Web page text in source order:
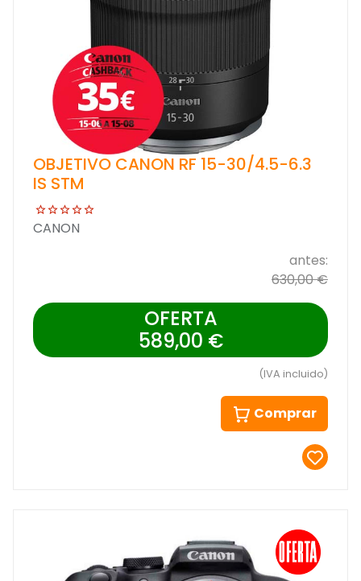
OBJETIVO CANON RF 15-30/4.5-6.3
IS STM
CANON
antes:
630,00 €
OFERTA
589,00 €
(IVA incluido)
Comprar